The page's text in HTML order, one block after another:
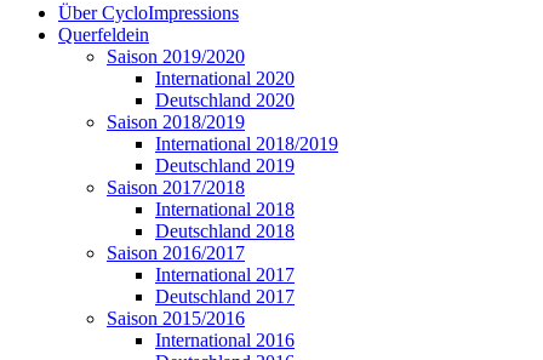
Über CycloImpressions
Querfeldein
Saison 2019/2020
International 2020
Deutschland 2020
Saison 2018/2019
International 2018/2019
Deutschland 2019
Saison 2017/2018
International 2018
Deutschland 2018
Saison 2016/2017
International 2017
Deutschland 2017
Saison 2015/2016
International 2016